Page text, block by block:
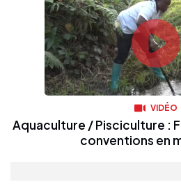
VIDÉO
Aquaculture / Pisciculture :
conventions en